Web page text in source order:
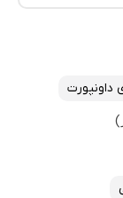
داونپورت